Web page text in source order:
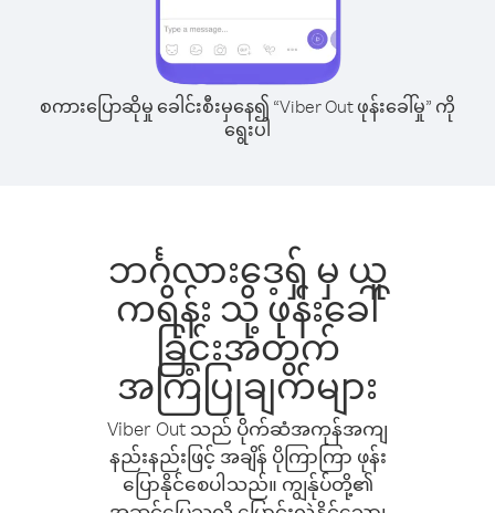
စကားပြောဆိုမှု ခေါင်းစီးမှနေ၍ “Viber Out ဖုန်းခေါ်မှု” ကို
ရွေးပါ
ဘင်္ဂလားဒေ့ရှ် မှ ယူ
ကရိန်း သို့ ဖုန်းခေါ်
ခြင်းအတွက်
အကြံပြုချက်များ
Viber Out သည် ပိုက်ဆံအကုန်အကျ
နည်းနည်းဖြင့် အချိန် ပိုကြာကြာ ဖုန်း
ပြောနိုင်စေပါသည်။ ကျွန်ုပ်တို့၏